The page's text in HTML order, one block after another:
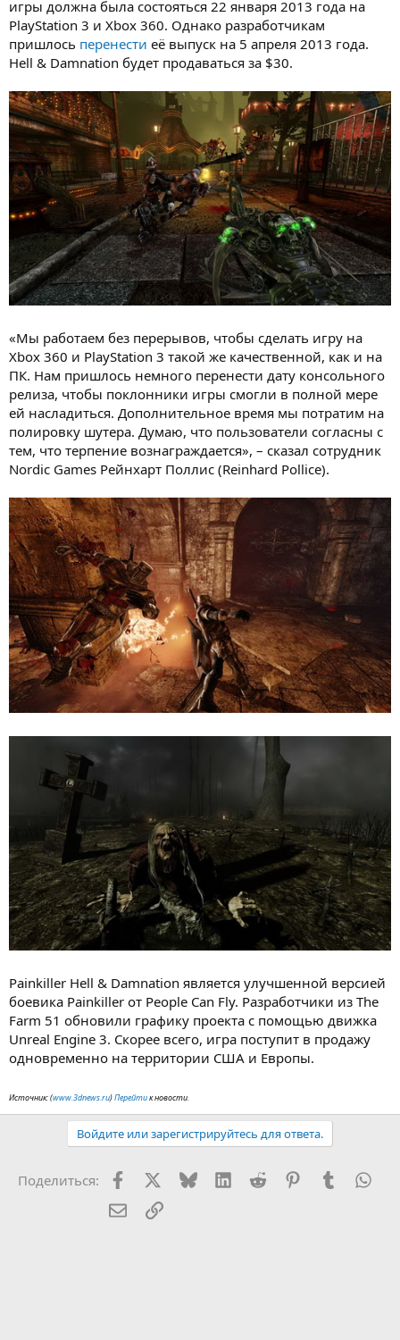
игры должна была состояться 22 января 2013 года на
PlayStation 3 и Xbox 360. Однако разработчикам
пришлось перенести её выпуск на 5 апреля 2013 года.
Hell & Damnation будет продаваться за $30.
«Мы работаем без перерывов, чтобы сделать игру на
Xbox 360 и PlayStation 3 такой же качественной, как и на
ПК. Нам пришлось немного перенести дату консольного
релиза, чтобы поклонники игры смогли в полной мере
ей насладиться. Дополнительное время мы потратим на
полировку шутера. Думаю, что пользователи согласны с
тем, что терпение вознаграждается», – сказал сотрудник
Nordic Games Рейнхарт Поллис (Reinhard Pollice).
Painkiller Hell & Damnation является улучшенной версией
боевика Painkiller от People Can Fly. Разработчики из The
Farm 51 обновили графику проекта с помощью движка
Unreal Engine 3. Скорее всего, игра поступит в продажу
одновременно на территории США и Европы.
Источник: (www.3dnews.ru)Перейтик новости.
Войдите или зарегистрируйтесь для ответа.
Поделиться: FacebookX (Twitter)
BlueskyLinkedInReddit PinterestTumblr
Электронная почта
Ссылка